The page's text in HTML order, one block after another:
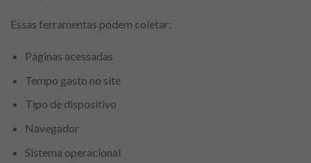
Essas ferramentas podem coletar:
Páginas acessadas
Tempo gasto no site
Tipo de dispositivo
Navegador
Sistema operacional